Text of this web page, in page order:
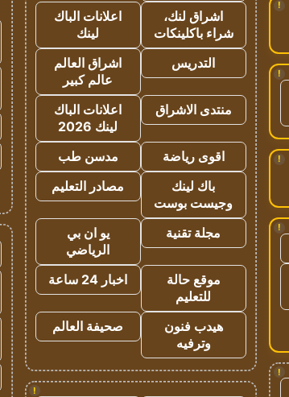
!
!
!
!
!
اشراق لنك،
شراء باكلينكات
اعلانات الباك
لينك
التدريس
اشراق العالم
عالم كبير
منتدى الاشراق
اعلانات الباك
لينك 2026
اقوى رياضة
مدسن طب
باك لينك
وجيست بوست
مصادر التعليم
مجلة تقنية
يو ان بي
الرياضي
موقع حالة
للتعليم
اخبار 24 ساعة
هيدب فنون
وترفيه
صحيفة العالم
!